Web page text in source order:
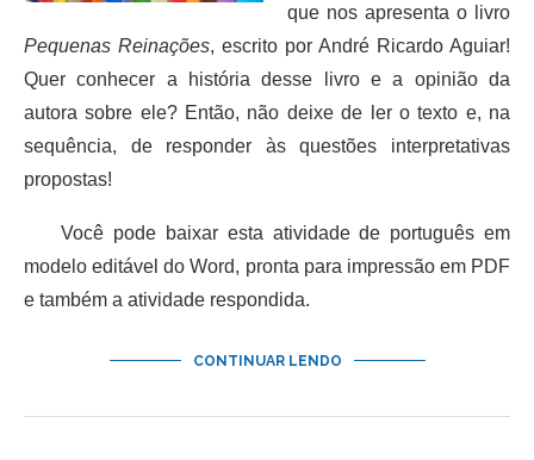
que nos apresenta o livro
Pequenas Reinações, escrito por André Ricardo Aguiar!
Quer conhecer a história desse livro e a opinião da
autora sobre ele? Então, não deixe de ler o texto e, na
sequência, de responder às questões interpretativas
propostas!
Você pode baixar esta atividade de português em
modelo editável do Word, pronta para impressão em PDF
e também a atividade respondida.
CONTINUAR LENDO